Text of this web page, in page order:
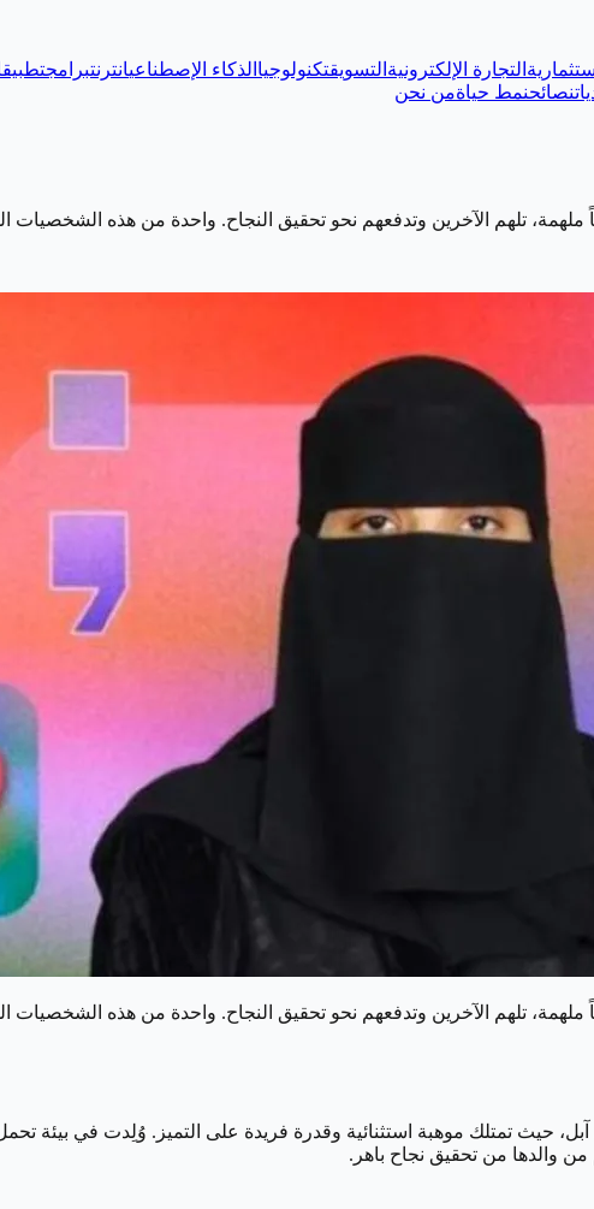
التجارة الإلكترونية التسويقتكنولوجيا الذكاء الإصطناعيانترنتبرامج
نصائحنمط حياةمن نحن
تلهم الآخرين وتدفعهم نحو تحقيق النجاح. واحدة من هذه الشخصيات
تلهم الآخرين وتدفعهم نحو تحقيق النجاح. واحدة من هذه الشخصيات
حيث تمتلك موهبة استثنائية وقدرة فريدة على التميز. وُلِدت في بيئة
والدها من تحقيق نجاح باهر.